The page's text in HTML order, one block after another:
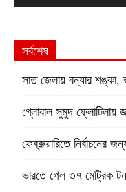
সর্বশেষ
সাত জেলায় বন্যার শঙ্কা,
গ্লোবাল সুমুদ ফ্লোটিলায়
ফেব্রুয়ারিতে নির্বাচনের
ভারতে গেল ৩৭ মেট্রিক